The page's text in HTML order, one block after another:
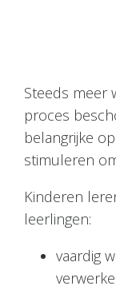
Steeds meer
proces
belangrijke
stimuleren
Kinderen
leerlingen:
vaardig